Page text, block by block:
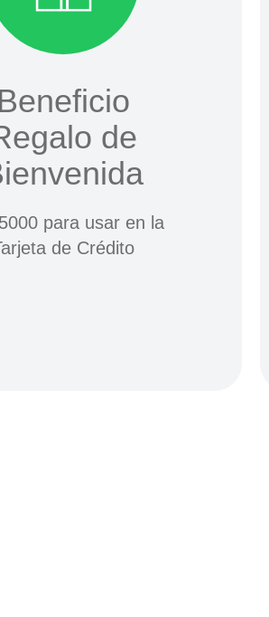
Beneficio
de
para usar en la
de Crédito